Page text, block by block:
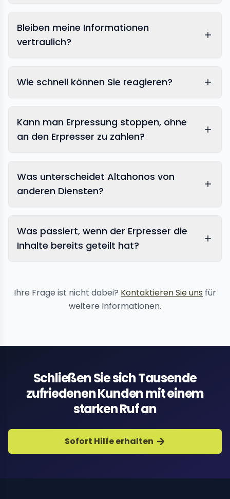
Bleiben meine Informationen
vertraulich?
Wie schnell können Sie reagieren?
Kann man Erpressung stoppen, ohne
an den Erpresser zu zahlen?
Was unterscheidet Altahonos von
anderen Diensten?
Was passiert, wenn der Erpresser die
Inhalte bereits geteilt hat?
Ihre Frage ist nicht dabei? Kontaktieren Sie uns für
weitere Informationen.
Schließen Sie sich Tausende
zufriedenen Kunden mit einem
starken Ruf an
Sofort Hilfe erhalten